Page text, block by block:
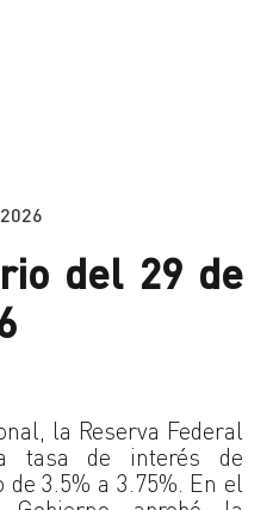
del 29 de
la Reserva Federal
tasa de interés de
3.5% a 3.75%. En el